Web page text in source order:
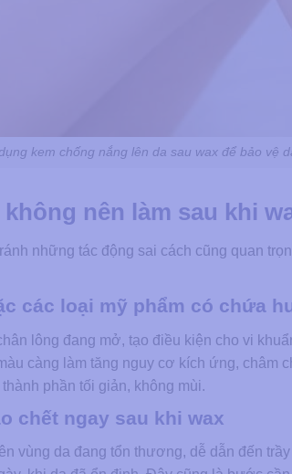
kem chống nắng lên da sau wax để bảo vệ
nên làm sau khi
những tác động sai cách cũng quan
các loại mỹ phẩm có chứa
lông đang mở, tạo điều kiện cho vi
càng làm tăng nguy cơ kích ứng, châm
phần tối giản, không mùi.
chết ngay sau khi wax
vùng da đang tổn thương, dễ dẫn đến